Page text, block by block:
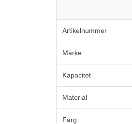
Artikelnummer
Märke
Kapacitet
Material
Färg